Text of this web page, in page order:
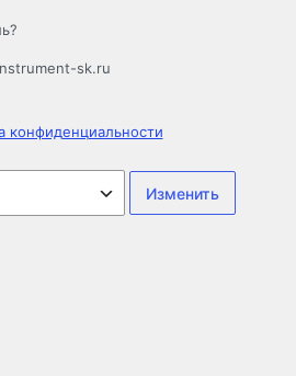
sk.ru
конфиденциальности